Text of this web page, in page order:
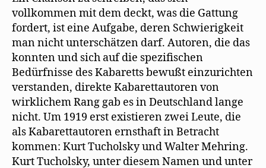
vollkommen mit dem deckt, was die Gattung
fordert, ist eine Aufgabe, deren Schwierigkeit
man nicht unterschätzen darf. Autoren, die das
konnten und sich auf die spezifischen
Bedürfnisse des Kabaretts bewußt einzurichten
verstanden, direkte Kabarettautoren von
wirklichem Rang gab es in Deutschland lange
nicht. Um 1919 erst existieren zwei Leute, die
als Kabarettautoren ernsthaft in Betracht
kommen: Kurt Tucholsky und Walter Mehring.
Kurt Tucholsky, unter diesem Namen und unter